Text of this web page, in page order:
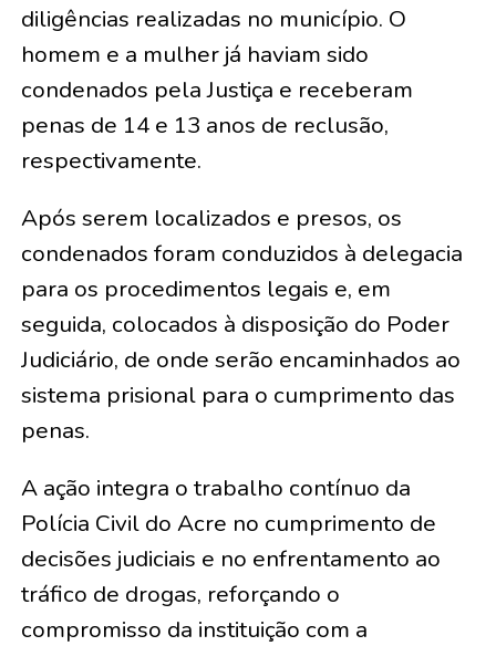
diligências realizadas no município. O
homem e a mulher já haviam sido
condenados pela Justiça e receberam
penas de 14 e 13 anos de reclusão,
respectivamente.
Após serem localizados e presos, os
condenados foram conduzidos à delegacia
para os procedimentos legais e, em
seguida, colocados à disposição do Poder
Judiciário, de onde serão encaminhados ao
sistema prisional para o cumprimento das
penas.
A ação integra o trabalho contínuo da
Polícia Civil do Acre no cumprimento de
decisões judiciais e no enfrentamento ao
tráfico de drogas, reforçando o
compromisso da instituição com a